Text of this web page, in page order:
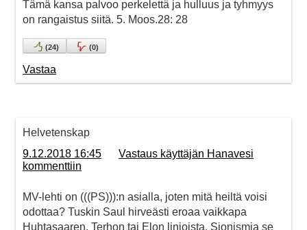
Tämä kansa palvoo perkelettä ja hulluus ja tyhmyys
on rangaistus siitä. 5. Moos.28: 28
(24) (0)
Vastaa
Helvetenskap
9.12.2018 16:45
Vastaus käyttäjän Hanavesi
kommenttiin
MV-lehti on (((PS))):n asialla, joten mitä heiltä voisi
odottaa? Tuskin Saul hirveästi eroaa vaikkapa
Huhtasaaren, Terhon tai Elon linjoista. Sionismia se